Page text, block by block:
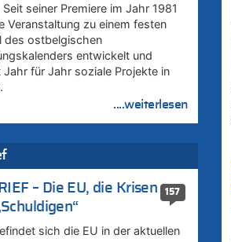
seiner Premiere im Jahr 1981
Veranstaltung zu einem festen
des ostbelgischen
entwickelt und
für Jahr soziale Projekte in
....weiterlesen
157
– Die EU, die Krisen
sich die EU in der aktuellen